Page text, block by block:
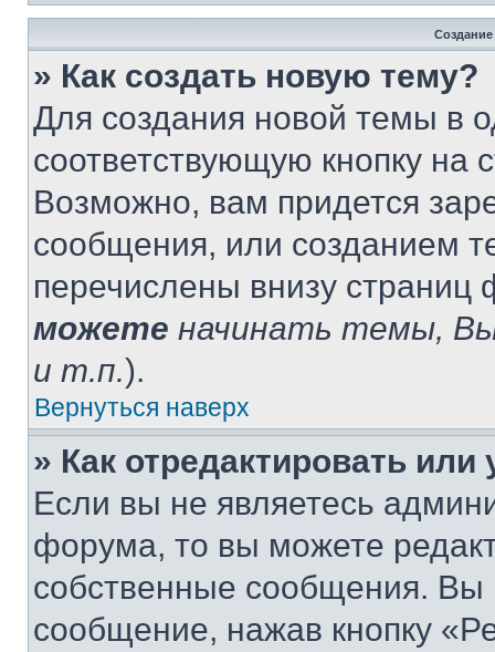
» Как создать новую тему?
Для создания новой темы в
соответствующую кнопку
Возможно, вам придется
сообщения, или созданием
перечислены внизу
можете начинать темы,
и т.п.).
Вернуться наверх
» Как отредактировать
Если вы не являетесь
форума, то вы можете
собственные сообщения. Вы
сообщение, нажав кнопку